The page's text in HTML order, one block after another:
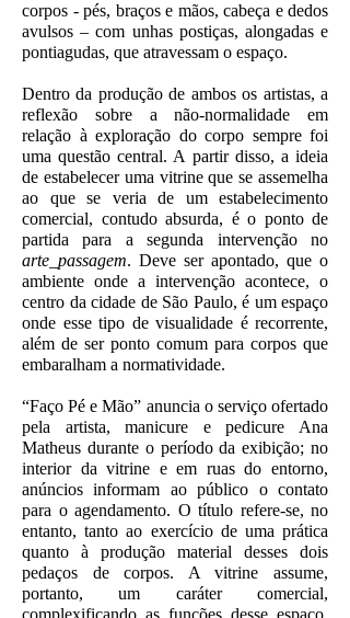
corpos - pés, braços e mãos, cabeça e dedos
avulsos – com unhas postiças, alongadas e
pontiagudas, que atravessam o espaço.
Dentro da produção de ambos os artistas, a
reflexão sobre a não-normalidade em
relação à exploração do corpo sempre foi
uma questão central. A partir disso, a ideia
de estabelecer uma vitrine que se assemelha
ao que se veria de um estabelecimento
comercial, contudo absurda, é o ponto de
partida para a segunda intervenção no
arte_passagem. Deve ser apontado, que o
ambiente onde a intervenção acontece, o
centro da cidade de São Paulo, é um espaço
onde esse tipo de visualidade é recorrente,
além de ser ponto comum para corpos que
embaralham a normatividade.
“Faço Pé e Mão” anuncia o serviço ofertado
pela artista, manicure e pedicure Ana
Matheus durante o período da exibição; no
interior da vitrine e em ruas do entorno,
anúncios informam ao público o contato
para o agendamento. O título refere-se, no
entanto, tanto ao exercício de uma prática
quanto à produção material desses dois
pedaços de corpos. A vitrine assume,
portanto, um caráter comercial,
complexificando as funções desse espaço,